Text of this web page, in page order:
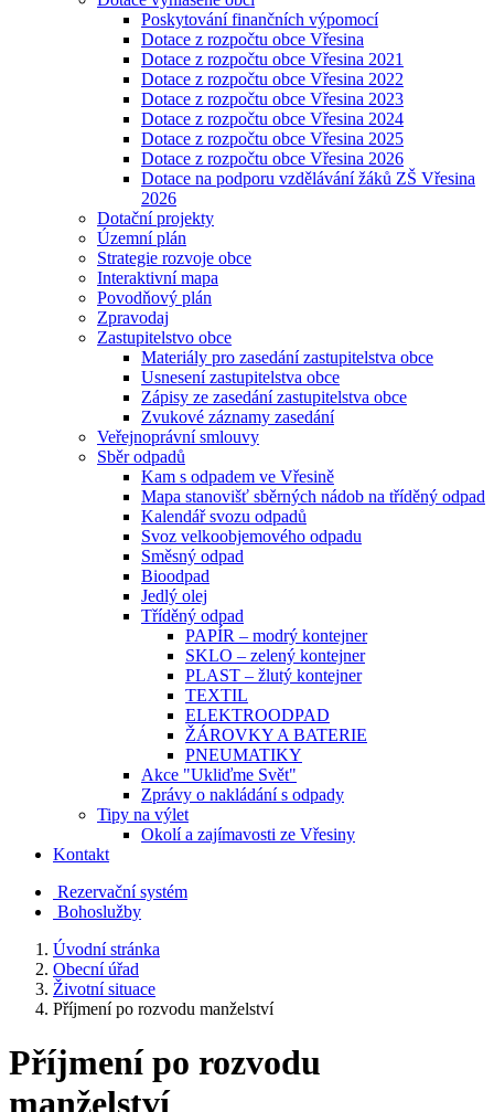
Poskytování finančních výpomocí
Dotace z rozpočtu obce Vřesina
Dotace z rozpočtu obce Vřesina 2021
Dotace z rozpočtu obce Vřesina 2022
Dotace z rozpočtu obce Vřesina 2023
Dotace z rozpočtu obce Vřesina 2024
Dotace z rozpočtu obce Vřesina 2025
Dotace z rozpočtu obce Vřesina 2026
Dotace na podporu vzdělávání žáků ZŠ Vřesina
2026
Dotační projekty
Územní plán
Strategie rozvoje obce
Interaktivní mapa
Povodňový plán
Zpravodaj
Zastupitelstvo obce
Materiály pro zasedání zastupitelstva obce
Usnesení zastupitelstva obce
Zápisy ze zasedání zastupitelstva obce
Zvukové záznamy zasedání
Veřejnoprávní smlouvy
Sběr odpadů
Kam s odpadem ve Vřesině
Mapa stanovišť sběrných nádob na tříděný odpad
Kalendář svozu odpadů
Svoz velkoobjemového odpadu
Směsný odpad
Bioodpad
Jedlý olej
Tříděný odpad
PAPÍR – modrý kontejner
SKLO – zelený kontejner
PLAST – žlutý kontejner
TEXTIL
ELEKTROODPAD
ŽÁROVKY A BATERIE
PNEUMATIKY
Akce "Ukliďme Svět"
Zprávy o nakládání s odpady
Tipy na výlet
Okolí a zajímavosti ze Vřesiny
Kontakt
Rezervační systém
Bohoslužby
Úvodní stránka
Obecní úřad
Životní situace
Příjmení po rozvodu manželství
Příjmení po rozvodu
manželství